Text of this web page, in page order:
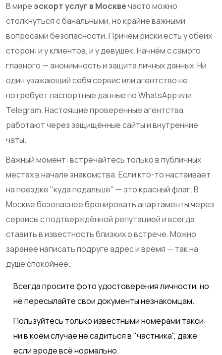
В мире эскорт услуг в Москвечасто можно
столкнуться с банальными, но крайне важными
вопросами безопасности. Причём риски есть у обеих
сторон: и у клиентов, и у девушек. Начнём с самого
главного — анонимность и защита личных данных. Ни
один уважающий себя сервис или агентство не
потребует паспортные данные по WhatsApp или
Telegram. Настоящие проверенные агентства
работают через защищённые сайты и внутренние
чаты.
Важный момент: встречайтесь только в публичных
местах в начале знакомства. Если кто-то настаивает
на поездке "куда подальше" — это красный флаг. В
Москве безопаснее бронировать апартаменты через
сервисы с подтверждённой репутацией и всегда
ставить в известность близких о встрече. Можно
заранее написать подруге адрес и время — так на
душе спокойнее.
Всегда просите фото удостоверения личности, но
не пересылайте свои документы незнакомцам.
Пользуйтесь только известными номерами такси:
ни в коем случае не садиться в "частника", даже
если вроде всё нормально.